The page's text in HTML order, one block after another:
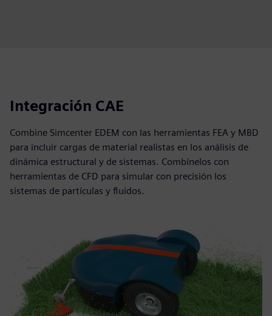
Integración CAE
Combine Simcenter EDEM con las herramientas FEA y MBD
para incluir cargas de material realistas en los análisis de
dinámica estructural y de sistemas. Combínelos con
herramientas de CFD para simular con precisión los
sistemas de partículas y fluidos.